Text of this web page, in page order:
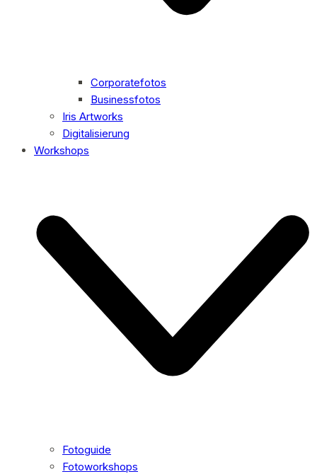
Corporatefotos
Businessfotos
Iris Artworks
Digitalisierung
Workshops
Fotoguide
Fotoworkshops